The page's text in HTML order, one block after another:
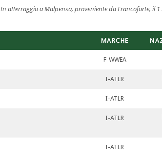
In atterraggio a Malpensa, proveniente da Francoforte, il
MARCHE
F-WWEA
I-ATLR
I-ATLR
I-ATLR
I-ATLR